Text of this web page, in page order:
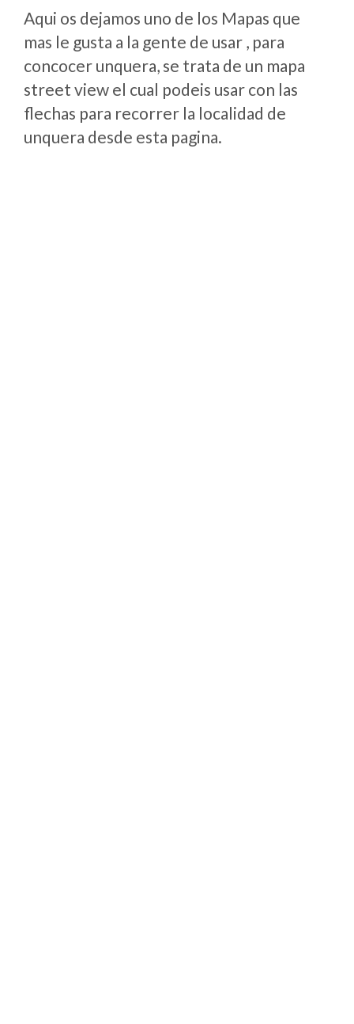
Aqui os dejamos uno de los Mapas que
mas le gusta a la gente de usar , para
concocer unquera, se trata de un mapa
street view el cual podeis usar con las
flechas para recorrer la localidad de
unquera desde esta pagina.